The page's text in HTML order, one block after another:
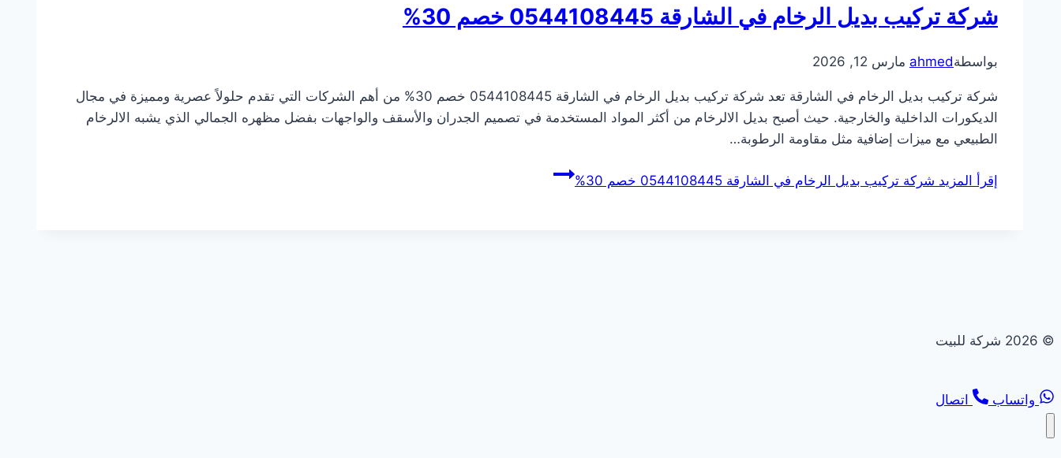
شركة تركيب بديل الرخام في الشارقة 0544108445 خصم 30%
بواسطةahmed مارس 12, 2026
شركة تركيب بديل الرخام في الشارقة تعد شركة تركيب بديل الرخام في الشارقة 0544108445 خصم 30% من أهم الشركات التي تقدم حلولاً عصرية ومميزة في مجال
الديكورات الداخلية والخارجية. حيث أصبح بديل الالرخام من أكثر المواد المستخدمة في تصميم الجدران والأسقف والواجهات بفضل مظهره الجمالي الذي يشبه الالرخام
الطبيعي مع ميزات إضافية مثل مقاومة الرطوبة…
إقرأ المزيد شركة تركيب بديل الرخام في الشارقة 0544108445 خصم 30%
© 2026 شركة للبيت
واتساب اتصال